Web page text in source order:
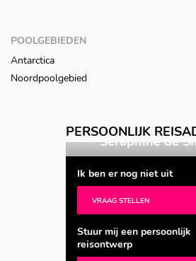
POOLGEBIEDEN
Antarctica
Noordpoolgebied
PERSOONLIJK
de Smidt
Ik ben er nog niet uit
VRAAG STELLEN
Stuur mij een persoonlijk
reisontwerp